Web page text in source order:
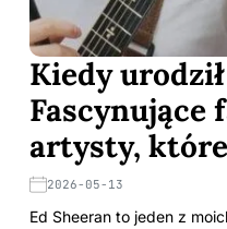
Kiedy
Fascynujące
artysty,
2026-05-13
Ed Sheeran to jeden z